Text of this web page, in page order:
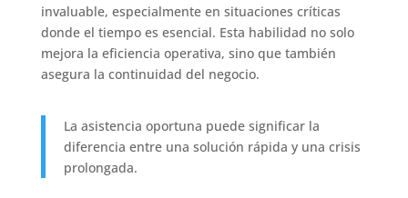
invaluable, especialmente en situaciones críticas
donde el tiempo es esencial. Esta habilidad no solo
mejora la eficiencia operativa, sino que también
asegura la continuidad del negocio.
La asistencia oportuna puede significar la
diferencia entre una solución rápida y una crisis
prolongada.